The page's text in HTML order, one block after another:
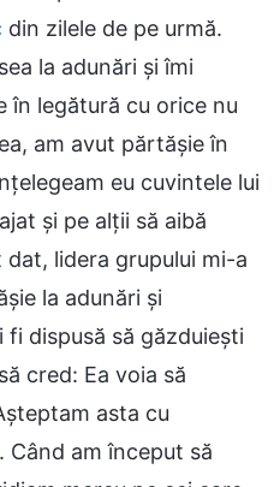
din zilele de pe urmă.
la adunări și îmi
în legătură cu orice nu
am avut părtășie în
eu cuvintele lui
și pe alții să aibă
lidera grupului mi-a
la adunări și
dispusă să găzduiești
cred: Ea voia să
asta cu
Când am început să